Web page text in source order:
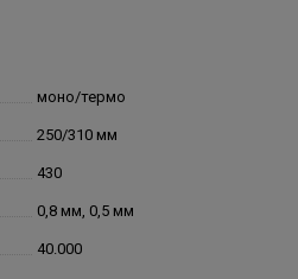
моно/термо
250/310 мм
430
0,8 мм, 0,5 мм
40.000